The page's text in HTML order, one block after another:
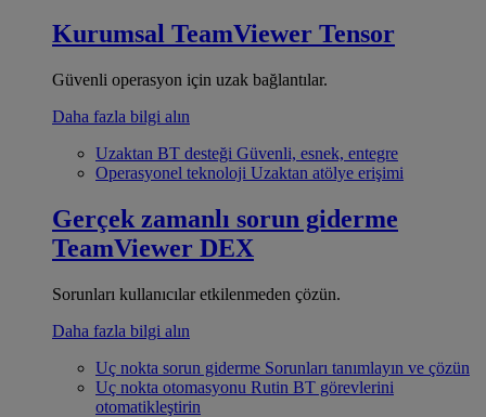
Kurumsal TeamViewer Tensor
Güvenli operasyon için uzak bağlantılar.
Daha fazla bilgi alın
Uzaktan BT desteği Güvenli, esnek, entegre
Operasyonel teknoloji Uzaktan atölye erişimi
Gerçek zamanlı sorun giderme
TeamViewer DEX
Sorunları kullanıcılar etkilenmeden çözün.
Daha fazla bilgi alın
Uç nokta sorun giderme Sorunları tanımlayın ve çözün
Uç nokta otomasyonu Rutin BT görevlerini
otomatikleştirin